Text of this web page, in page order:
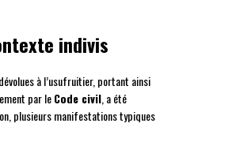
indivis
à l’usufruitier, portant ainsi
par leCode civil , a été
plusieurs manifestations typiques